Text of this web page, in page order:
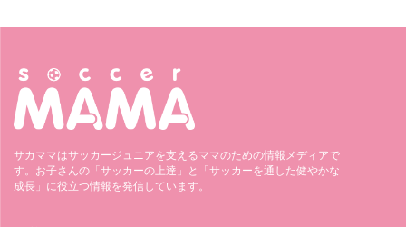
サカママはサッカージュニアを支えるママのための情報メディアで
す。お子さんの「サッカーの上達」と「サッカーを通した健やかな
成長」に役立つ情報を発信しています。